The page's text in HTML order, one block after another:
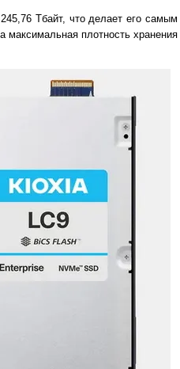
Тбайт, что делает его самым
максимальная плотность хранения